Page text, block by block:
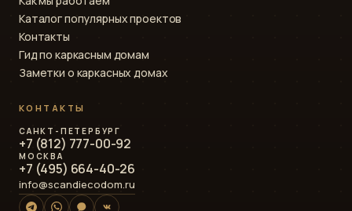
Каталог популярных проектов
Контакты
Гид по каркасным домам
Заметки о каркасных домах
КОНТАКТЫ
САНКТ-ПЕТЕРБУРГ
+7 (812) 777-00-92
МОСКВА
+7 (495) 664-40-26
info@scandiecodom.ru